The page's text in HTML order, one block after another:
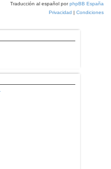
Traducción al español porphpBB España
Privacidad | Condiciones